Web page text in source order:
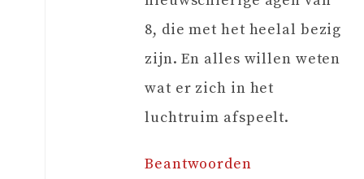
8, die met het heelal bezig
zijn. En alles willen weten
wat er zich in het
luchtruim afspeelt.
Beantwoorden